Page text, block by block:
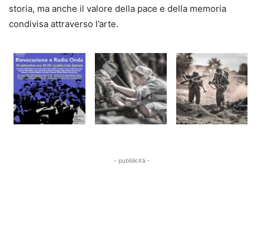
storia, ma anche il valore della pace e della memoria
condivisa attraverso l’arte.
- pubblicità -